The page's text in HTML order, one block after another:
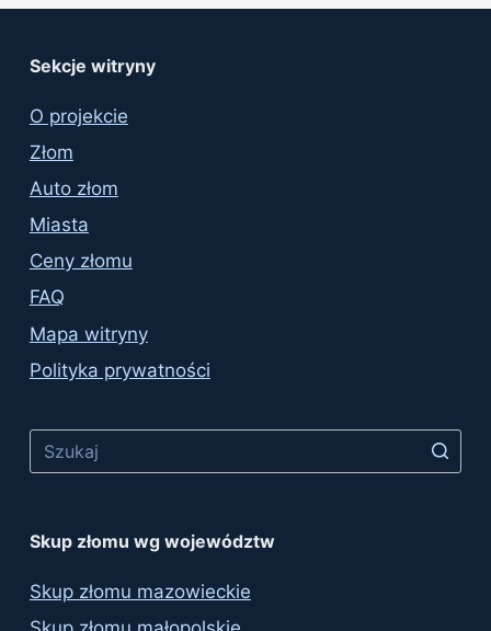
Sekcje witryny
O projekcie
Złom
Auto złom
Miasta
Ceny złomu
FAQ
Mapa witryny
Polityka prywatności
Skup złomu wg województw
Skup złomu mazowieckie